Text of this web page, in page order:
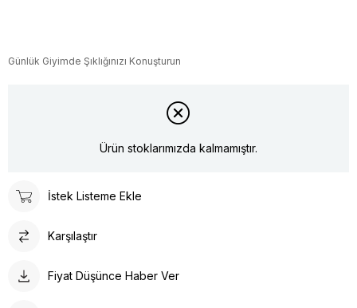
Günlük Giyimde Şıklığınızı Konuşturun
Ürün stoklarımızda kalmamıştır.
İstek Listeme Ekle
Karşılaştır
Fiyat Düşünce Haber Ver